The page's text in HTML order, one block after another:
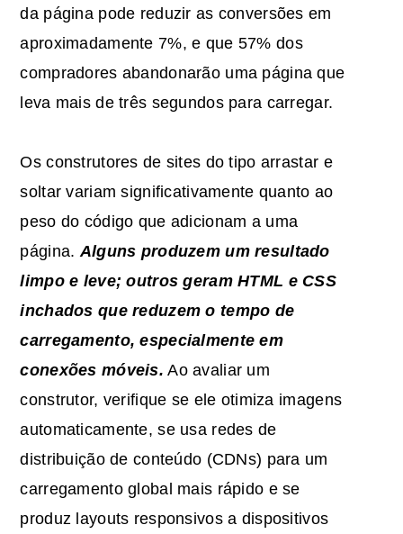
da página pode reduzir as conversões em
aproximadamente 7%, e que 57% dos
compradores abandonarão uma página que
leva mais de três segundos para carregar.
Os construtores de sites do tipo arrastar e
soltar variam significativamente quanto ao
peso do código que adicionam a uma
página. Alguns produzem um resultado
limpo e leve; outros geramHTML e CSS
inchados que reduzem o tempo de
carregamento, especialmente em
conexões móveis. Ao avaliar um
construtor, verifique se ele otimiza imagens
automaticamente, se usa redes de
distribuição de conteúdo (CDNs) para um
carregamento global mais rápido e se
produz layouts responsivos a dispositivos